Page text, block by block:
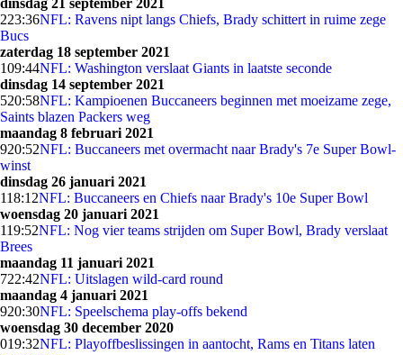
dinsdag 21 september 2021
223:36NFL: Ravens nipt langs Chiefs, Brady schittert in ruime zege
Bucs
zaterdag 18 september 2021
109:44NFL: Washington verslaat Giants in laatste seconde
dinsdag 14 september 2021
520:58NFL: Kampioenen Buccaneers beginnen met moeizame zege,
Saints blazen Packers weg
maandag 8 februari 2021
920:52NFL: Buccaneers met overmacht naar Brady's 7e Super Bowl-
winst
dinsdag 26 januari 2021
118:12NFL: Buccaneers en Chiefs naar Brady's 10e Super Bowl
woensdag 20 januari 2021
119:52NFL: Nog vier teams strijden om Super Bowl, Brady verslaat
Brees
maandag 11 januari 2021
722:42NFL: Uitslagen wild-card round
maandag 4 januari 2021
920:30NFL: Speelschema play-offs bekend
woensdag 30 december 2020
019:32NFL: Playoffbeslissingen in aantocht, Rams en Titans laten